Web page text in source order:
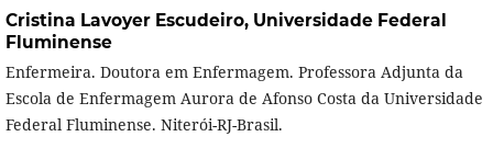
Cristina Lavoyer Escudeiro, Universidade Federal
Fluminense
Enfermeira. Doutora em Enfermagem. Professora Adjunta da
Escola de Enfermagem Aurora de Afonso Costa da Universidade
Federal Fluminense. Niterói-RJ-Brasil.